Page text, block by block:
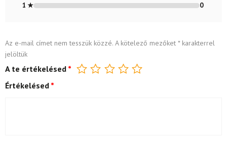
1 ★
0
Az e-mail címet nem tesszük közzé. A kötelező mezőket *karakterrel
jelöltük
A te értékelésed *
Értékelésed *